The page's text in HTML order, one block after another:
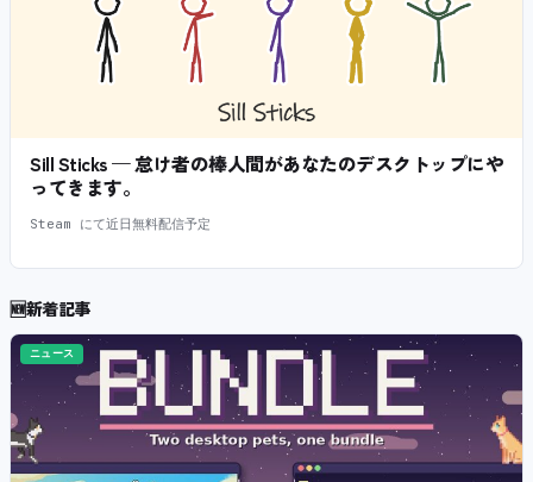
Sill Sticks — 怠け者の棒人間があなたのデスクトップにや
ってきます。
Steam にて近日無料配信予定
🆕新着記事
ニュース